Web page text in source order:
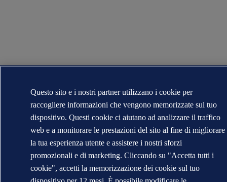
Questo sito e i nostri partner utilizzano i cookie per
raccogliere informazioni che vengono memorizzate sul tuo
dispositivo. Questi cookie ci aiutano ad analizzare il traffico
web e a monitorare le prestazioni del sito al fine di migliorare
la tua esperienza utente e assistere i nostri sforzi
promozionali e di marketing. Cliccando su "Accetta tutti i
cookie", accetti la memorizzazione dei cookie sul tuo